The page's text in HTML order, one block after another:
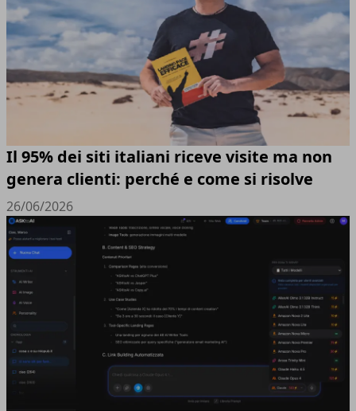
Il 95% dei siti italiani riceve visite ma non
genera clienti: perché e come si risolve
26/06/2026